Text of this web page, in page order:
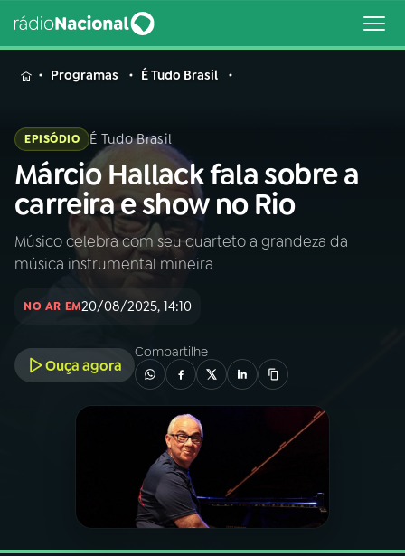
MENU
Buscar
na
Rádio
Nacional
Buscar
AO VIVO
PROGRAMAÇÃO
PROGRAMAS
Programas É Tudo Brasil
EPISÓDIO É Tudo Brasil
Márcio Hallack fala sobre a
carreira e show no Rio
Músico celebra com seu quarteto a grandeza da
música instrumental mineira
NO AR EM20/08/2025, 14:10
Ouça agora
Compartilhe